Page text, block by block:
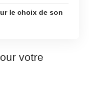
le choix de son
votre